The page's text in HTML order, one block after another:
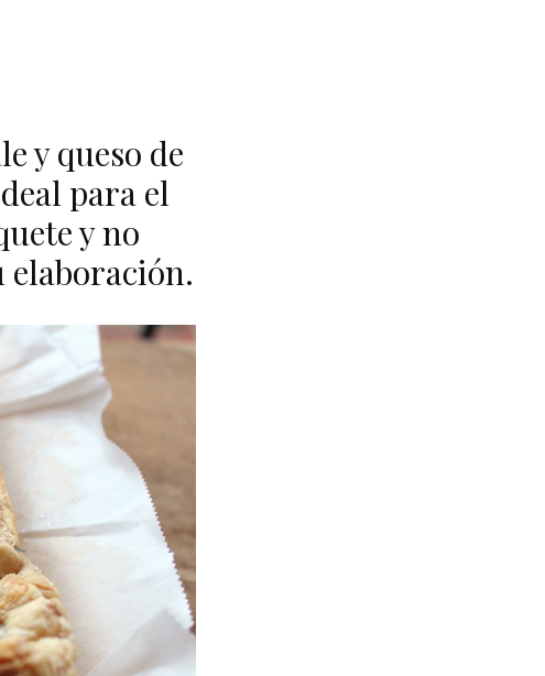
y queso de
para el
y no
elaboración.